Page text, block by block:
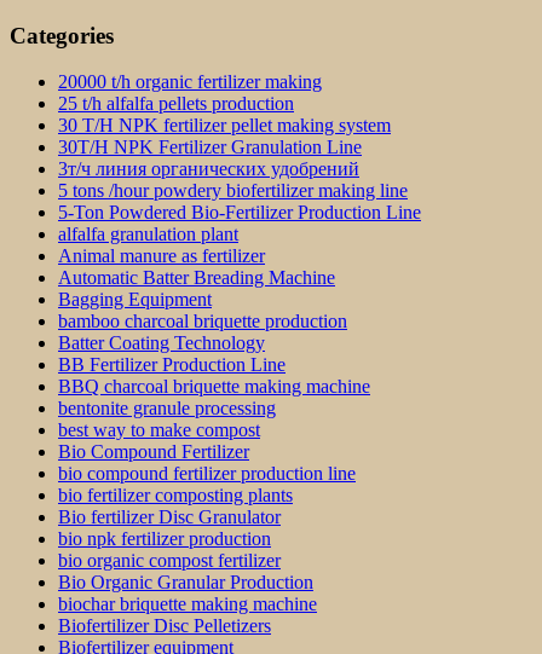
Categories
20000 t/h organic fertilizer making
25 t/h alfalfa pellets production
30 T/H NPK fertilizer pellet making system
30T/H NPK Fertilizer Granulation Line
3т/ч линия органических удобрений
5 tons /hour powdery biofertilizer making line
5-Ton Powdered Bio-Fertilizer Production Line
alfalfa granulation plant
Animal manure as fertilizer
Automatic Batter Breading Machine
Bagging Equipment
bamboo charcoal briquette production
Batter Coating Technology
BB Fertilizer Production Line
BBQ charcoal briquette making machine
bentonite granule processing
best way to make compost
Bio Compound Fertilizer
bio compound fertilizer production line
bio fertilizer composting plants
Bio fertilizer Disc Granulator
bio npk fertilizer production
bio organic compost fertilizer
Bio Organic Granular Production
biochar briquette making machine
Biofertilizer Disc Pelletizers
Biofertilizer equipment